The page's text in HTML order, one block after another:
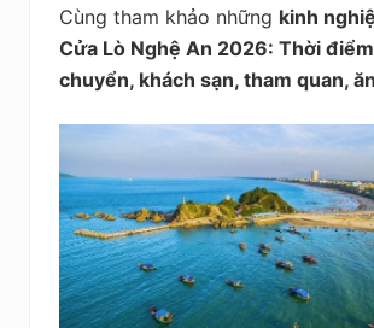
Cùng tham khảo những kinh
Cửa Lò Nghệ An 2026: Thời
chuyển, khách sạn, tham quan,